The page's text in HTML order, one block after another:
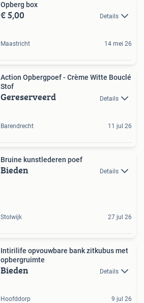
Opberg box
€ 5,00 Details
Maastricht 14 mei 26
Action Opbergpoef - Crème Witte Bouclé
Stof
Gereserveerd Details
Barendrecht 11 jul 26
Bruine kunstlederen poef
Bieden Details
Stolwijk 27 jul 26
Intirilife opvouwbare bank zitkubus met
opbergruimte
Bieden Details
Hoofddorp 9 jul 26